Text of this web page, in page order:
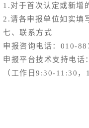
于首次认定或新增的
各申报单位如实填写
联系方式
咨询电话：010-
平台技术支持电话
作日9:30-11:30，